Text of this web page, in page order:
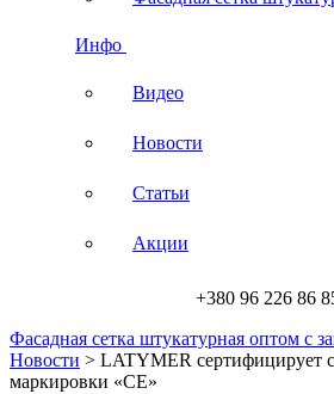
Инфо
Видео
Новости
Статьи
Акции
+380 96 226 86
Фасадная сетка штукатурная оптом с
Новости > LATYMER сертифицирует
маркировки «CE»